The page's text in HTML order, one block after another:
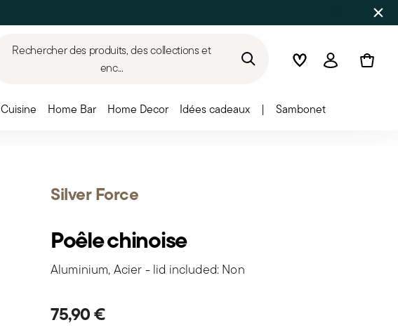
Rechercher des produits, des collections et
enc...
WishlistConnexion
Cuisine Home Bar Home Decor Idées cadeaux | Sambonet
Silver Force
Poêle chinoise
Aluminium, Acier - lid included: Non
75,90 €